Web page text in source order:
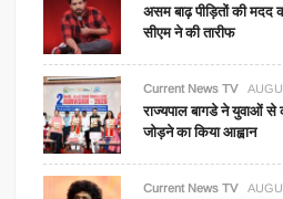
असम बाढ़ पीड़ितों की मदद
सीएम ने की तारीफ
Current News TV
राज्यपाल बागडे ने युवाओं
जोड़ने का किया आह्वान
Current News TV